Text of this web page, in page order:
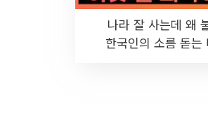
나라 잘 사는데 왜
한국인의 소름 돋는